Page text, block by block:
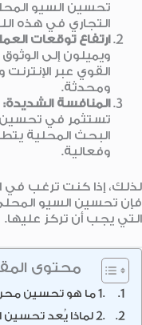
تحسين السيو
التجاري في هذه
ارتفاع توقعات
ويميلون إلى الوثوق
القوي عبر
ومحدثة.
المنافسة الشديدة:
تستثمر في تحسين
البحث المحلية
وفعالية.
لذلك، إذا كنت ترغب في
فإن تحسين السيو
التي يجب أن تركز عليها.
محتوى
.1 ما هو تحسين محركات البحث المحلية؟
.2 لماذا يُعد تحسين السيو المحلي مهمًا؟